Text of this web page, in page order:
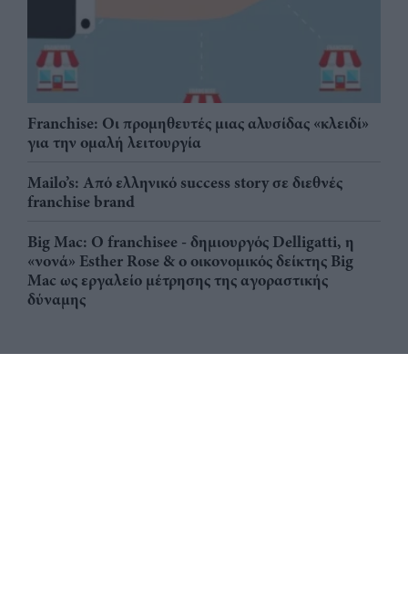
Franchise: Οι προμηθευτές μιας αλυσίδας «κλειδί»
για την ομαλή λειτουργία
Mailo’s: Από ελληνικό success story σε διεθνές
franchise brand
Big Mac: Ο franchisee - δημιουργός Delligatti, η
«νονά» Esther Rose & ο οικονομικός δείκτης Big
Mac ως εργαλείο μέτρησης της αγοραστικής
δύναμης